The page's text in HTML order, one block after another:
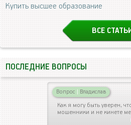
Купить высшее образование
ВСЕ
ПОСЛЕДНИЕ ВОПРОСЫ
Вопрос Владислав
Как я могу быть уверен,
мошенники и не кинете